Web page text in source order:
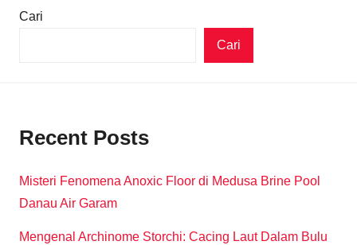
Cari
Cari
Recent Posts
Misteri Fenomena Anoxic Floor di Medusa Brine Pool
Danau Air Garam
Mengenal Archinome Storchi: Cacing Laut Dalam Bulu